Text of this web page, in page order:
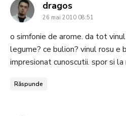
dragossays:
26 mai 2010 08:51
o simfonie de arome. da tot
legume? ce bulion? vinul rosu e
impresionat cunoscutii. spor si la
Răspunde